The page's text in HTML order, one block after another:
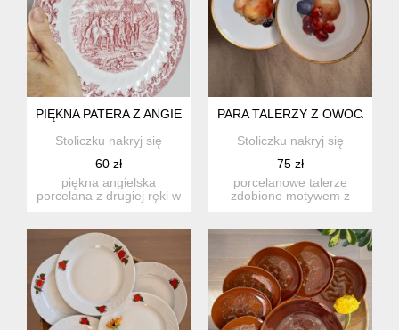
PIĘKNA PATERA Z ANGIELSKIEJ PORCELANY
Stoliczku nakryj się
60 zł
piękna angielska
porcelana z drugiej ręki w
PARA TALERZY Z OWOCAMI,
Stoliczku nakryj się
75 zł
porcelanowe talerze
zdobione motywem z